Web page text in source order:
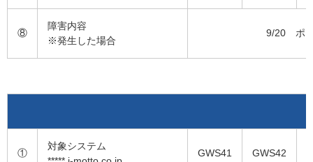
⑧
障害内容
※発生した場合
9/20 ポー
①
対象システム
GWS41 GWS42